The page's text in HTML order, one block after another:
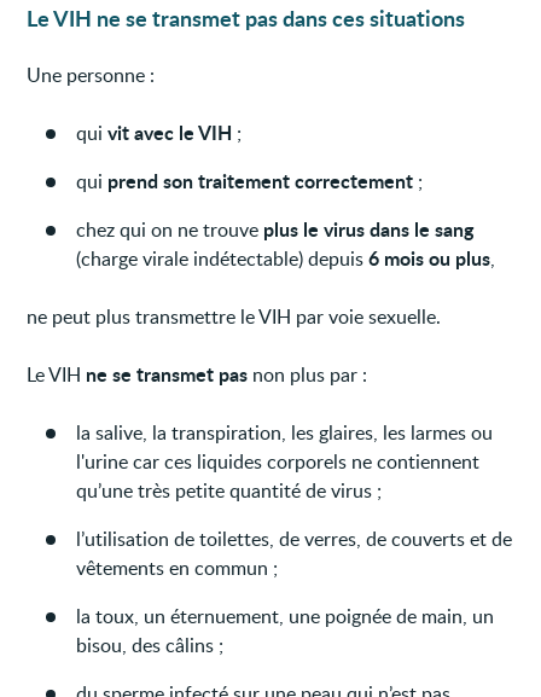
Le VIH ne se transmet pas dans ces situations
Une personne :
quivit avec le VIH ;
qui prend son traitement correctement ;
chez qui on ne trouve plus le virus dans le sang
(charge virale indétectable) depuis6 mois ou plus,
ne peut plus transmettre le VIH par voie sexuelle.
Le VIH ne se transmet pas non plus par :
la salive, la transpiration, les glaires, les larmes ou
l'urine car ces liquides corporels ne contiennent
qu’une très petite quantité de virus ;
l’utilisation de toilettes, de verres, de couverts et de
vêtements en commun ;
la toux, un éternuement, une poignée de main, un
bisou, des câlins ;